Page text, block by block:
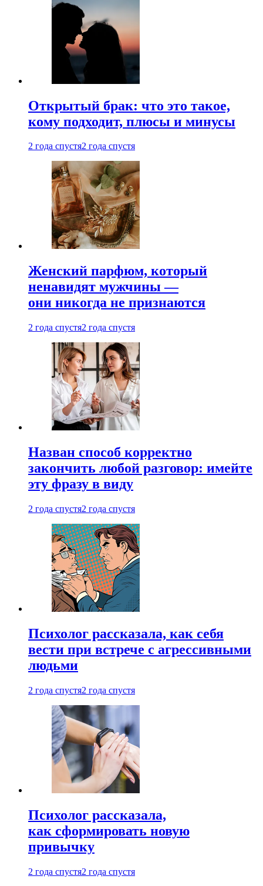
Открытый брак: что это такое,
кому подходит, плюсы и минусы
2 года спустя2 года спустя
Женский парфюм, который
ненавидят мужчины —
они никогда не признаются
2 года спустя2 года спустя
Назван способ корректно
закончить любой разговор: имейте
эту фразу в виду
2 года спустя2 года спустя
Психолог рассказала, как себя
вести при встрече с агрессивными
людьми
2 года спустя2 года спустя
Психолог рассказала,
как сформировать новую
привычку
2 года спустя2 года спустя